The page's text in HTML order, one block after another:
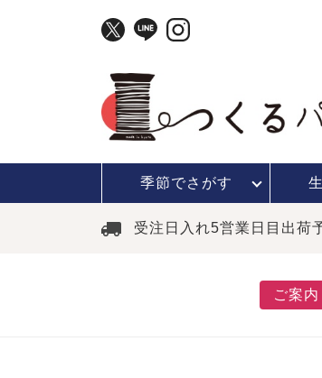
季節でさがす
受注日入れ5営業日目出荷
ご案内